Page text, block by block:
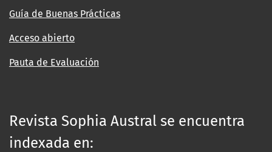
Guía de Buenas Prácticas
Acceso abierto
Pauta de Evaluación
Revista Sophia Austral se encuentra
indexada en: